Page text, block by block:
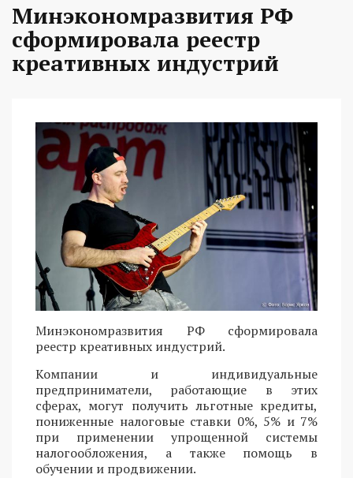
Минэкономразвития РФ
сформировала реестр
креативных индустрий
Минэкономразвития РФ сформировала
реестр креативных индустрий.
Компании и индивидуальные
предприниматели, работающие в этих
сферах, могут получить льготные кредиты,
пониженные налоговые ставки 0%, 5% и 7%
при применении упрощенной системы
налогообложения, а также помощь в
обучении и продвижении.